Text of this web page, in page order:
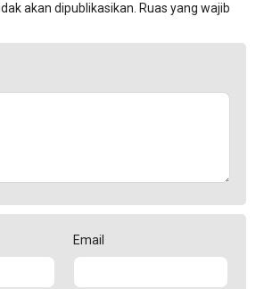
akan dipublikasikan. Ruas yang wajib
Email